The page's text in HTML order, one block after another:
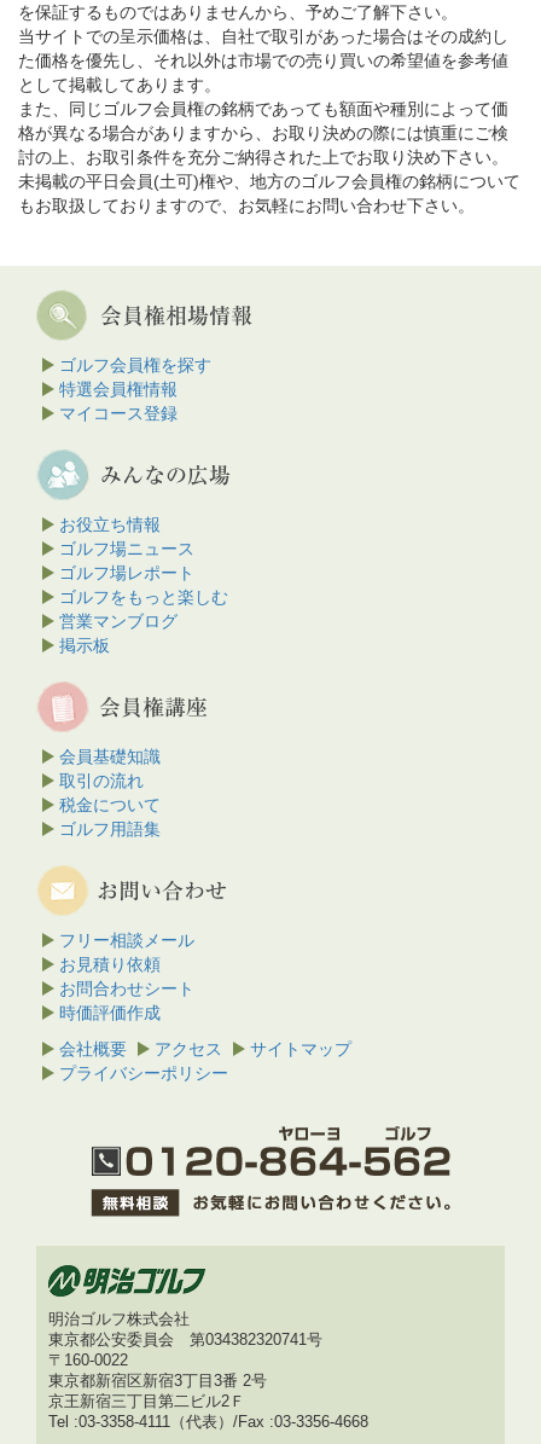
を保証するものではありませんから、予めご了解下さい。
当サイトでの呈示価格は、自社で取引があった場合はその成約し
た価格を優先し、それ以外は市場での売り買いの希望値を参考値
として掲載してあります。
また、同じゴルフ会員権の銘柄であっても額面や種別によって価
格が異なる場合がありますから、お取り決めの際には慎重にご検
討の上、お取引条件を充分ご納得された上でお取り決め下さい。
未掲載の平日会員(土可)権や、地方のゴルフ会員権の銘柄について
もお取扱しておりますので、お気軽にお問い合わせ下さい。
ゴルフ会員権を探す
特選会員権情報
マイコース登録
お役立ち情報
ゴルフ場ニュース
ゴルフ場レポート
ゴルフをもっと楽しむ
営業マンブログ
掲示板
会員基礎知識
取引の流れ
税金について
ゴルフ用語集
フリー相談メール
お見積り依頼
お問合わせシート
時価評価作成
会社概要
アクセス
サイトマップ
プライバシーポリシー
明治ゴルフ株式会社
東京都公安委員会 第034382320741号
〒160-0022
東京都新宿区新宿3丁目3番 2号
京王新宿三丁目第二ビル2Ｆ
Tel :03-3358-4111（代表）/Fax :03-3356-4668